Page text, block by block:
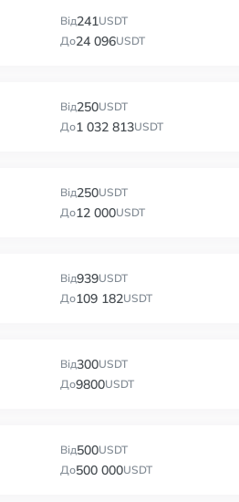
Від241USDT
До24 096USDT
Від250USDT
До1 032 813USDT
Від250USDT
До12 000USDT
Від939USDT
До109 182USDT
Від300USDT
До9800USDT
Від500USDT
До500 000USDT